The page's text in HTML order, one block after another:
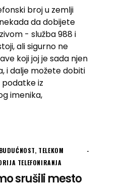
broj u zemlji
da dobijete
- služba 988 i
ali sigurno ne
koji joj je sada njen
i dalje možete dobiti
iz
imenika,
, TELEKOM
TELEFONIRANJA
srušili mesto